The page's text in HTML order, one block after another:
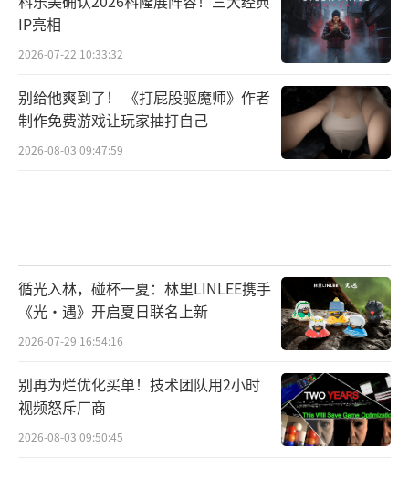
IP亮相
2026-07-22 10:33:32
别给他爽到了！ 《打屁股驱魔师》作者
制作免费游戏让玩家抽打自己
2026-08-03 09:47:59
循光入林，碰杯一夏：林里LINLEE携手
《光·遇》开启夏日联名上新
2026-07-29 16:54:16
别再为烂优化买单！技术团队用2小时
视频怒斥厂商
2026-08-03 09:50:45